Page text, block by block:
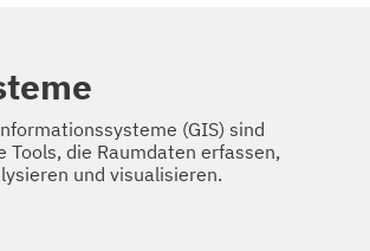
(GIS) sind
Tools, die Raumdaten erfassen,
und visualisieren.